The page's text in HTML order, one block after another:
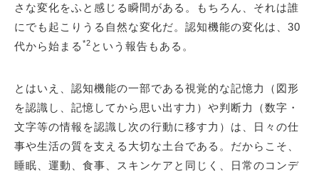
さな変化をふと感じる瞬間がある。もちろん、それは誰
にでも起こりうる自然な変化だ。認知機能の変化は、30
代から始まる *2 という報告もある。
とはいえ、認知機能の一部である視覚的な記憶力（図形
を認識し、記憶してから思い出す力）や判断力（数字・
文字等の情報を認識し次の行動に移す力）は、日々の仕
事や生活の質を支える大切な土台である。だからこそ、
睡眠、運動、食事、スキンケアと同じく、日常のコンデ